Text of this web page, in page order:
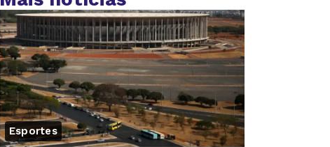
Esportes